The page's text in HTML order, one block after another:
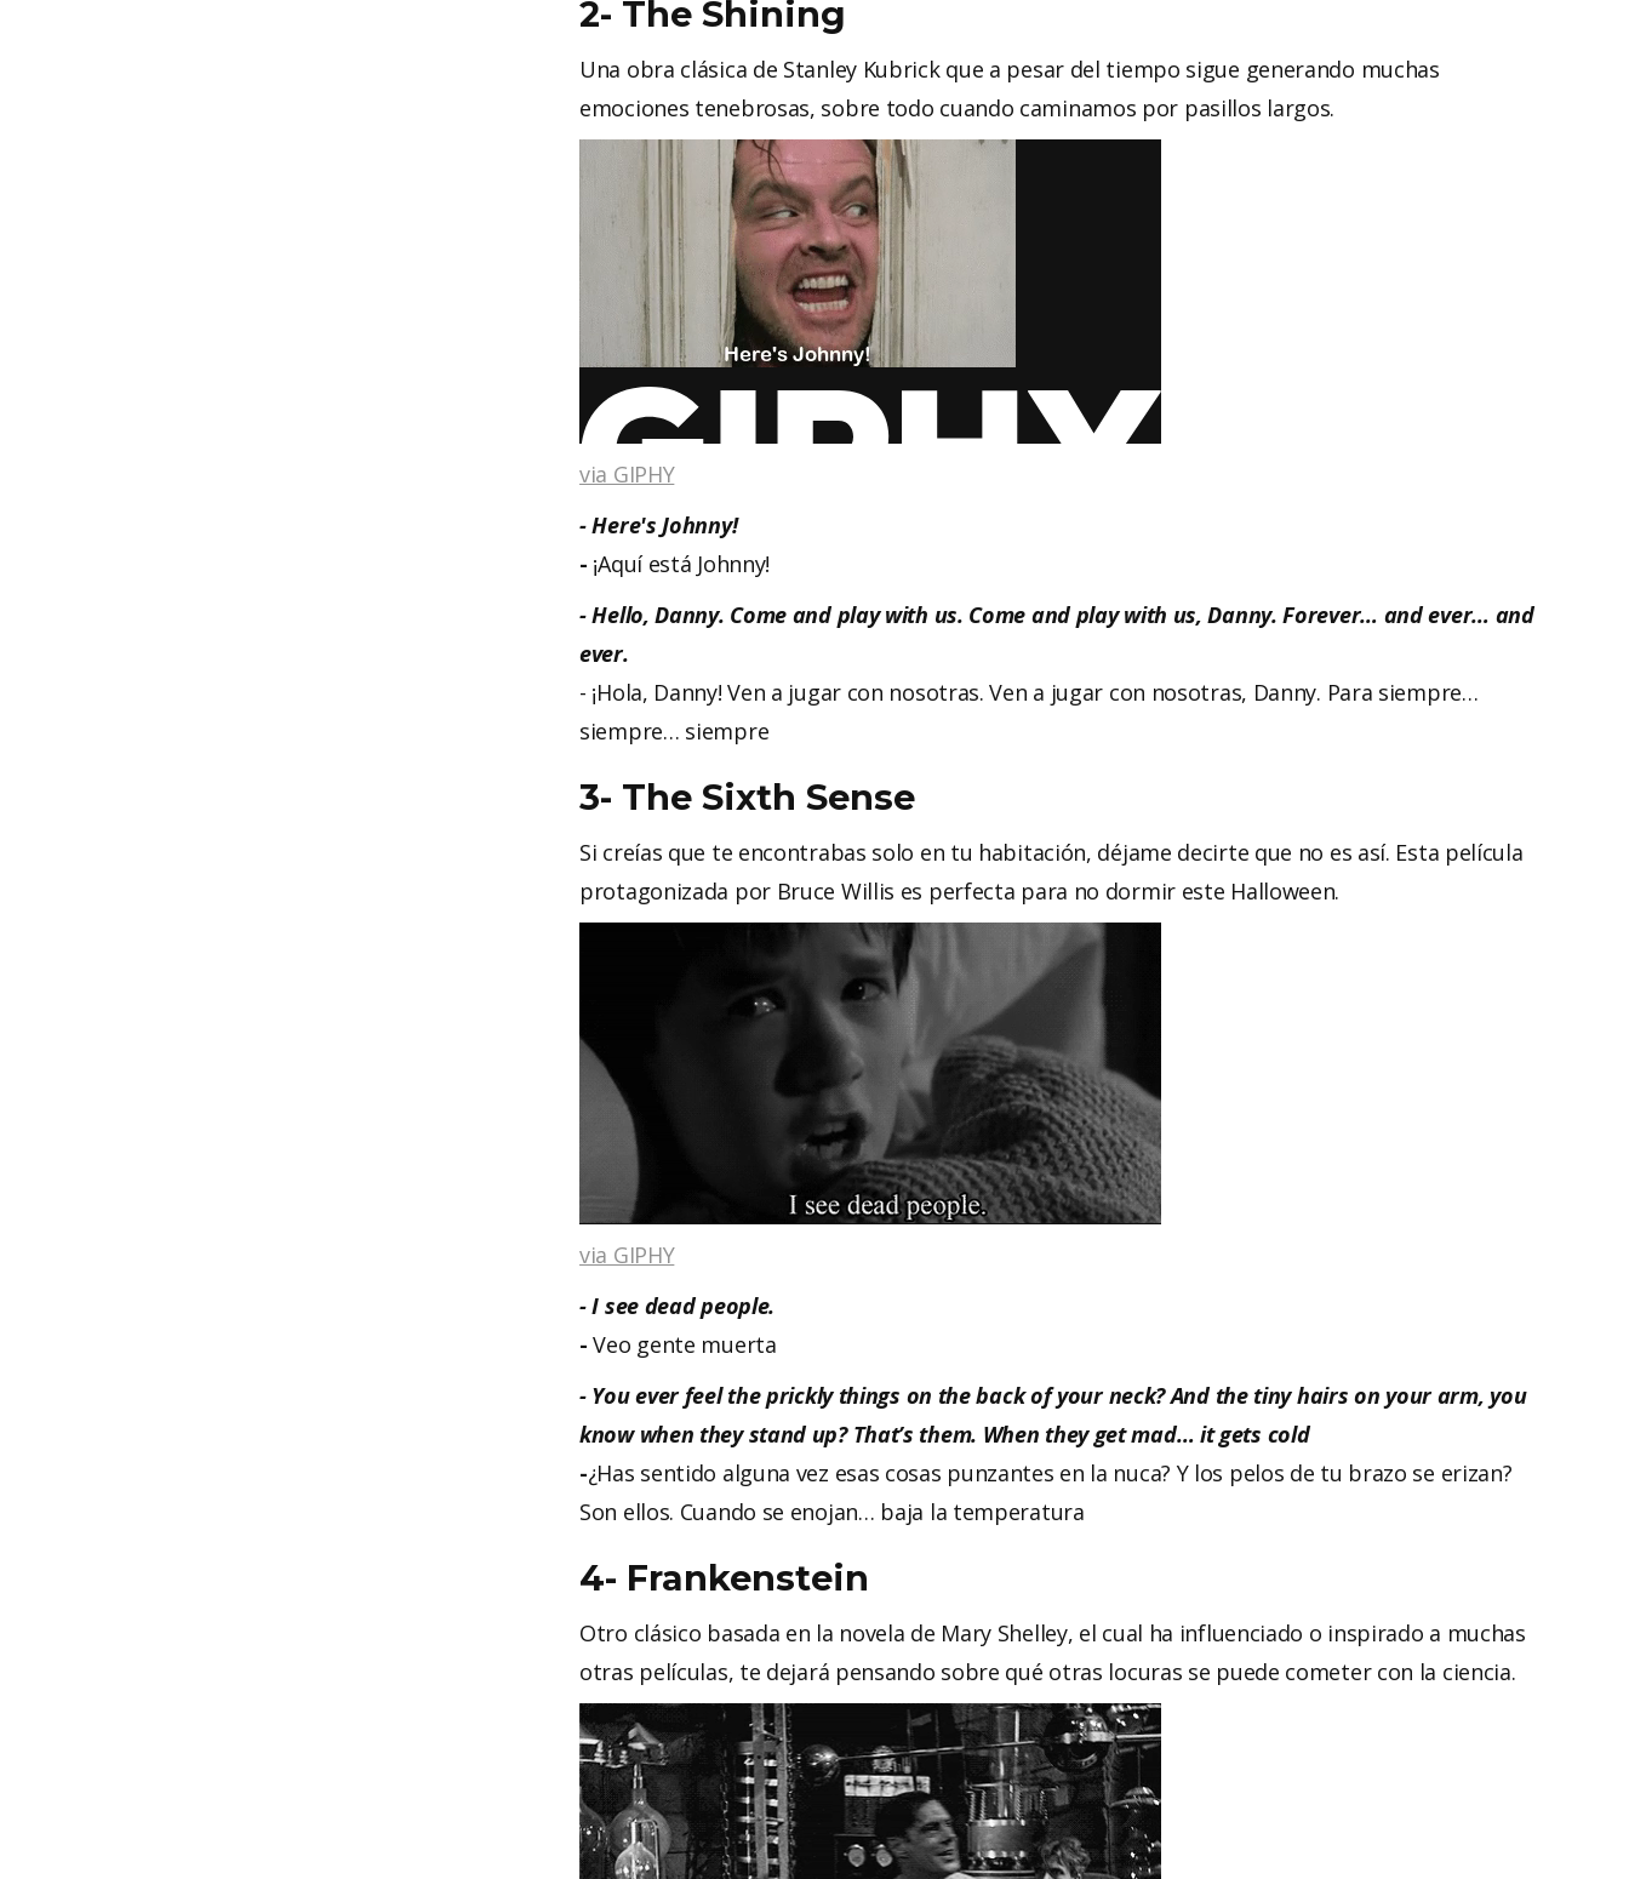
2- The Shining
Una obra clásica de Stanley Kubrick que a pesar del tiempo sigue generando muchas
emociones tenebrosas, sobre todo cuando caminamos por pasillos largos.
via GIPHY
- Here's Johnny!
- ¡Aquí está Johnny!
- Hello, Danny. Come and play with us. Come and play with us, Danny. Forever… and ever… and
ever.
- ¡Hola, Danny! Ven a jugar con nosotras. Ven a jugar con nosotras, Danny. Para siempre…
siempre… siempre
3- The Sixth Sense
Si creías que te encontrabas solo en tu habitación, déjame decirte que no es así. Esta película
protagonizada por Bruce Willis es perfecta para no dormir este Halloween.
via GIPHY
- I see dead people.
-Veo gente muerta
- You ever feel the prickly things on the back of your neck? And the tiny hairs on your arm, you
know when they stand up? That’s them. When they get mad… it gets cold
-¿Has sentido alguna vez esas cosas punzantes en la nuca? Y los pelos de tu brazo se erizan?
Son ellos. Cuando se enojan… baja la temperatura
4- Frankenstein
Otro clásico basada en la novela de Mary Shelley, el cual ha influenciado o inspirado a muchas
otras películas, te dejará pensando sobre qué otras locuras se puede cometer con la ciencia.